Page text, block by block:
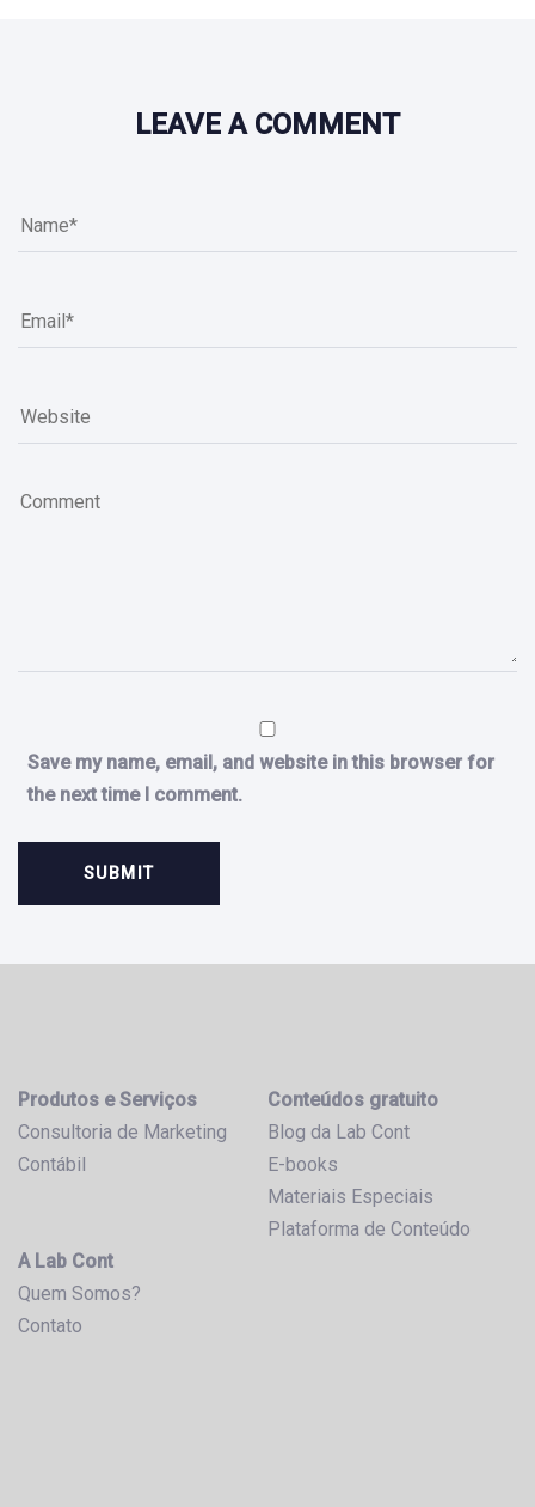
LEAVE A COMMENT
Save my name, email, and website in this browser for
the next time I comment.
Produtos e Serviços
Consultoria de Marketing
Contábil
Conteúdos gratuito
Blog da Lab Cont
E-books
Materiais Especiais
Plataforma de Conteúdo
A Lab Cont
Quem Somos?
Contato